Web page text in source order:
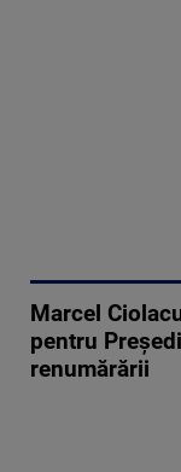
Marcel
pentru
renumărării